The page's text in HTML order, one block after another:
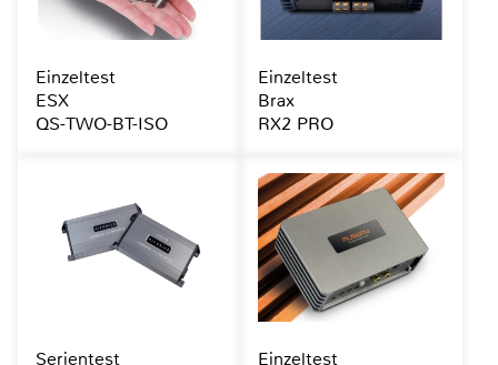
Einzeltest
ESX
QS-TWO-BT-ISO
Einzeltest
Brax
RX2 PRO
Serientest Einzeltest